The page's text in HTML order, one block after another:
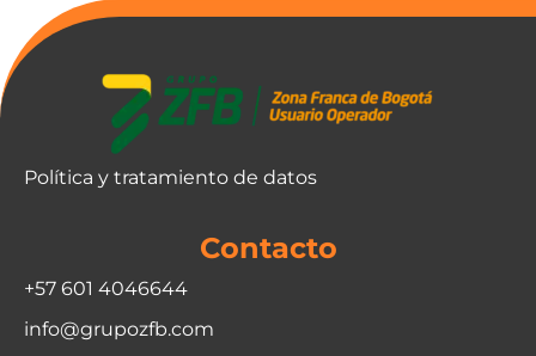
Política y tratamiento de datos
Contacto
+57 601 4046644
info@grupozfb.com